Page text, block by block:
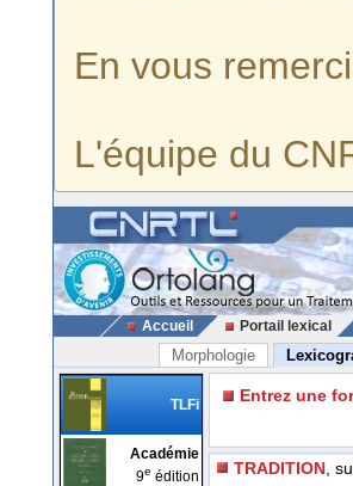
En vous
L'équipe du
Accueil Portail lexical
Morphologie
TLFi
Académie
9e édition
Entrez une
TRADITION ,